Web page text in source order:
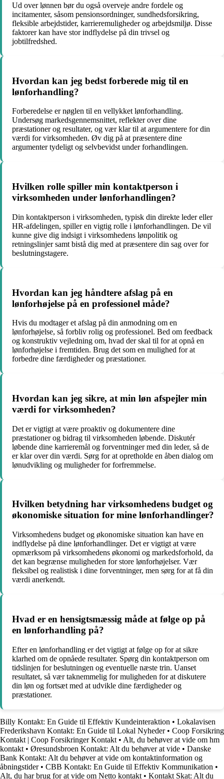
Ud over lønnen bør du også overveje andre fordele og
incitamenter, såsom pensionsordninger, sundhedsforsikring,
fleksible arbejdstider, karrieremuligheder og arbejdsmiljø. Disse
faktorer kan have stor indflydelse på din trivsel og
jobtilfredshed.
Hvordan kan jeg bedst forberede mig til en
lønforhandling?
Forberedelse er nøglen til en vellykket lønforhandling.
Undersøg markedsgennemsnittet, reflekter over dine
præstationer og resultater, og vær klar til at argumentere for din
værdi for virksomheden. Øv dig på at præsentere dine
argumenter tydeligt og selvbevidst under forhandlingen.
Hvilken rolle spiller min kontaktperson i
virksomheden under lønforhandlingen?
Din kontaktperson i virksomheden, typisk din direkte leder eller
HR-afdelingen, spiller en vigtig rolle i lønforhandlingen. De vil
kunne give dig indsigt i virksomhedens lønpolitik og
retningslinjer samt bistå dig med at præsentere din sag over for
beslutningstagere.
Hvordan kan jeg håndtere afslag på en
lønforhøjelse på en professionel måde?
Hvis du modtager et afslag på din anmodning om en
lønforhøjelse, så forbliv rolig og professionel. Bed om feedback
og konstruktiv vejledning om, hvad der skal til for at opnå en
lønforhøjelse i fremtiden. Brug det som en mulighed for at
forbedre dine færdigheder og præstationer.
Hvordan kan jeg sikre, at min løn afspejler min
værdi for virksomheden?
Det er vigtigt at være proaktiv og dokumentere dine
præstationer og bidrag til virksomheden løbende. Diskutér
løbende dine karrieremål og forventninger med din leder, så de
er klar over din værdi. Sørg for at opretholde en åben dialog om
lønudvikling og muligheder for forfremmelse.
Hvilken betydning har virksomhedens budget og
økonomiske situation for mine lønforhandlinger?
Virksomhedens budget og økonomiske situation kan have en
indflydelse på dine lønforhandlinger. Det er vigtigt at være
opmærksom på virksomhedens økonomi og markedsforhold, da
det kan begrænse muligheden for store lønforhøjelser. Vær
fleksibel og realistisk i dine forventninger, men sørg for at få din
værdi anerkendt.
Hvad er en hensigtsmæssig måde at følge op på
en lønforhandling på?
Efter en lønforhandling er det vigtigt at følge op for at sikre
klarhed om de opnåede resultater. Spørg din kontaktperson om
tidslinjen for beslutningen og eventuelle næste trin. Uanset
resultatet, så vær taknemmelig for muligheden for at diskutere
din løn og fortsæt med at udvikle dine færdigheder og
præstationer.
Billy Kontakt: En Guide til Effektiv Kundeinteraktion • Lokalavisen
Frederikshavn Kontakt: En Guide til Lokal Nyheder• Coop Forsikring
Kontakt | Coop Forsikringer Kontakt • Alt, du behøver at vide om hm
kontakt • Øresundsbroen Kontakt: Alt du behøver at vide • Danske
Bank Kontakt: Alt du behøver at vide om kontaktinformation og
åbningstider• CBB Kontakt: En Guide til Effektiv Kommunikation •
Alt, du har brug for at vide om Netto kontakt • Kontakt Skat: Alt du